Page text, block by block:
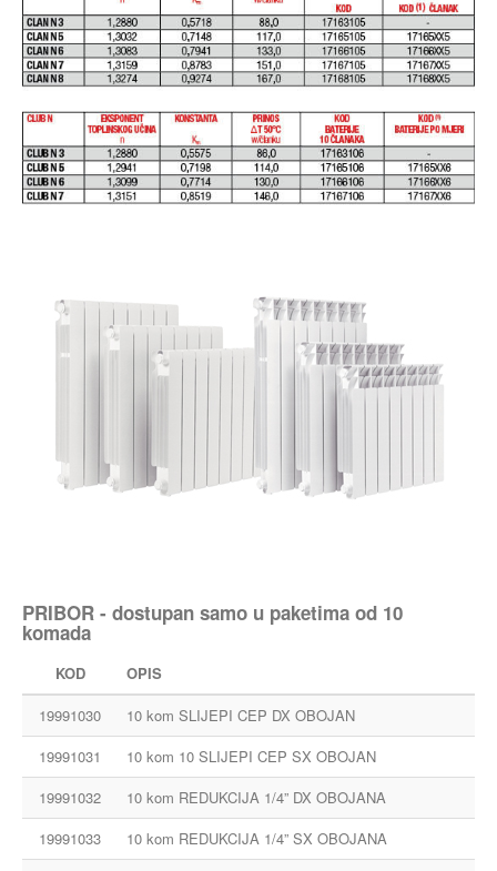
PRIBOR - dostupan samo u paketima od 10
komada
KOD
OPIS
19991030
10 kom SLIJEPI CEP DX OBOJAN
19991031
10 kom 10 SLIJEPI CEP SX OBOJAN
19991032
10 kom REDUKCIJA 1/4” DX OBOJANA
19991033
10 kom REDUKCIJA 1/4” SX OBOJANA